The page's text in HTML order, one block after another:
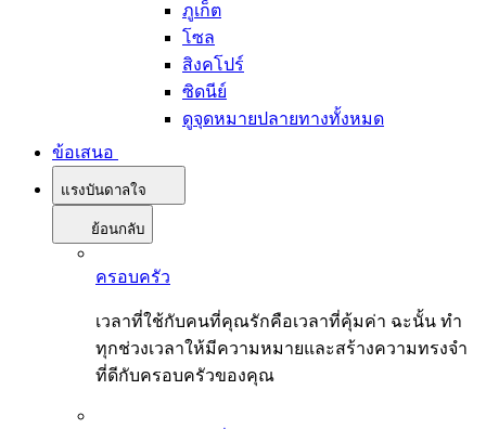
ภูเก็ต
โซล
สิงคโปร์
ซิดนีย์
ดูจุดหมายปลายทางทั้งหมด
ข้อเสนอ
แรงบันดาลใจ
ย้อนกลับ
ครอบครัว
เวลาที่ใช้กับคนที่คุณรักคือเวลาที่คุ้มค่า ฉะนั้น ทำ
ทุกช่วงเวลาให้มีความหมายและสร้างความทรงจำ
ที่ดีกับครอบครัวของคุณ